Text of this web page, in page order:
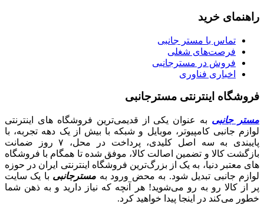
راهنمای خرید
تماس با مستر جانبی
فرصت‌های شغلی
فروش در مسترجانبی
اخباری فناوری
فروشگاه اینترنتی مسترجانبی
مستر جانبی به عنوان یکی از قدیمی‌ترین فروشگاه های اینترنتی
لوازم جانبی کامپیوتر، موبایل و شبکه با بیش از یک دهه تجربه، با
پایبندی به سه اصل کلیدی، پرداخت در محل، ۷ روز ضمانت
بازگشت کالا و تضمین اصالت کالا، موفق شده تا همگام با فروشگاه‌
های معتبر دنیا، به یک از بزرگ‌ترین فروشگاه اینترنتی ایران در حوزه
لوازم جانبی تبدیل شود. به محض ورود به مسترجانبی با یک سایت
پر از کالا رو به رو می‌شوید! هر آنچه که نیاز دارید و به ذهن شما
خطور می‌کند در اینجا پیدا خواهید کرد.